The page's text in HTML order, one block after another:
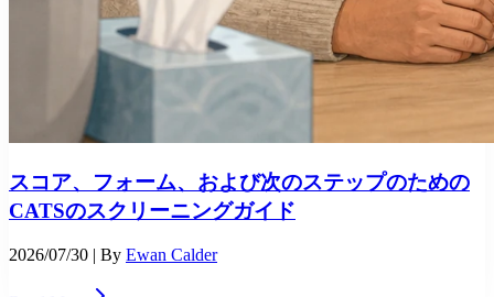
スコア、フォーム、および次のステップのための
CATSのスクリーニングガイド
2026/07/30 | By Ewan Calder